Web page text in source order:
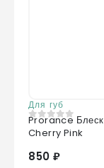
Для губ
0 из 5
Prorance
Cherry Pink
850 ₽